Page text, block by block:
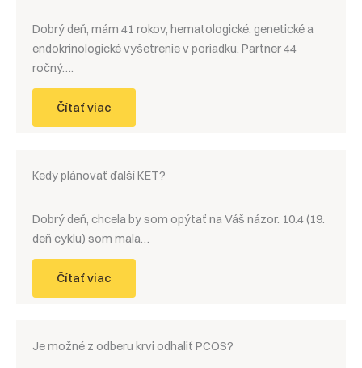
Dobrý deň, mám 41 rokov, hematologické, genetické a
endokrinologické vyšetrenie v poriadku. Partner 44
ročný….
Čítať viac
Kedy plánovať ďalší KET?
Dobrý deň, chcela by som opýtať na Váš názor. 10.4 (19.
deň cyklu) som mala…
Čítať viac
Je možné z odberu krvi odhaliť PCOS?